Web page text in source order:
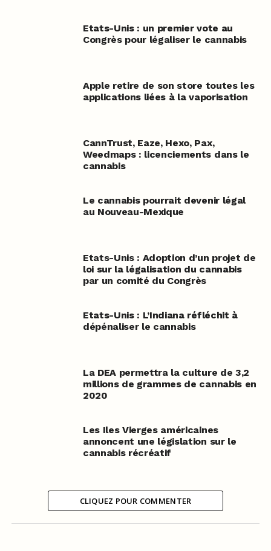
Etats-Unis : un premier vote au
Congrès pour légaliser le cannabis
Apple retire de son store toutes les
applications liées à la vaporisation
CannTrust, Eaze, Hexo, Pax,
Weedmaps : licenciements dans le
cannabis
Le cannabis pourrait devenir légal
au Nouveau-Mexique
Etats-Unis : Adoption d’un projet de
loi sur la légalisation du cannabis
par un comité du Congrès
Etats-Unis : L’Indiana réfléchit à
dépénaliser le cannabis
La DEA permettra la culture de 3,2
millions de grammes de cannabis en
2020
Les Iles Vierges américaines
annoncent une législation sur le
cannabis récréatif
CLIQUEZ POUR COMMENTER